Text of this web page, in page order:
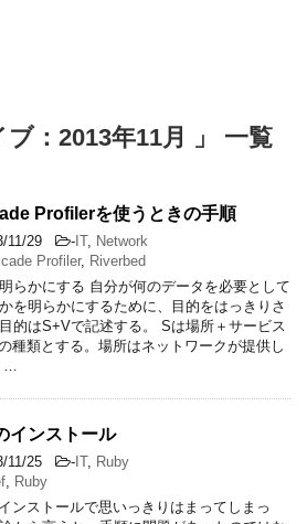
ブ：2013年11月 」 一覧
Profilerを使うときの手順
11/29 -IT, Network
Profiler, Riverbed
らかにする 自分が何のデータを必要として
を明らかにするために、目的をはっきりさ
的はS+Vで記述する。 Sは場所＋サービス
種類とする。場所はネットワークが提供し
インストール
11/25 -IT, Ruby
Ruby
ンストールで思いっきりはまってしまっ